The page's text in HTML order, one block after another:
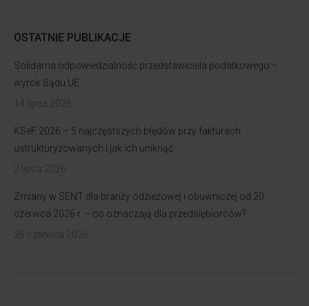
OSTATNIE PUBLIKACJE
Solidarna odpowiedzialność przedstawiciela podatkowego –
wyrok Sądu UE
14 lipca 2026
KSeF 2026 – 5 najczęstszych błędów przy fakturach
ustrukturyzowanych i jak ich uniknąć
2 lipca 2026
Zmiany w SENT dla branży odzieżowej i obuwniczej od 20
czerwca 2026 r. – co oznaczają dla przedsiębiorców?
26 czerwca 2026